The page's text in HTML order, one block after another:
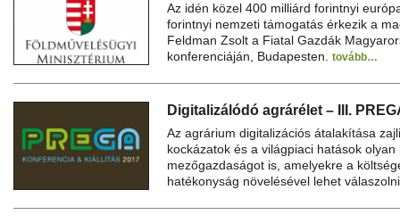
Az idén közel 400 milliárd forintnyi
forintnyi nemzeti támogatás érkezik a
Feldman Zsolt a Fiatal Gazdák
konferenciáján, Budapesten. tovább…
Digitalizálódó agrárélet – III.
Az agrárium digitalizációs átalakítása
kockázatok és a világpiaci hatások
mezőgazdaságot is, amelyekre a
hatékonyság növelésével lehet